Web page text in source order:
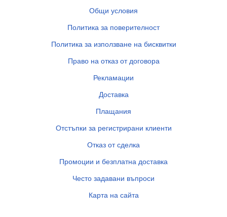
Общи условия
Политика за поверителност
Политика за използване на бисквитки
Право на отказ от договора
Рекламации
Доставка
Плащания
Отстъпки за регистрирани клиенти
Отказ от сделка
Промоции и безплатна доставка
Често задавани въпроси
Карта на сайта